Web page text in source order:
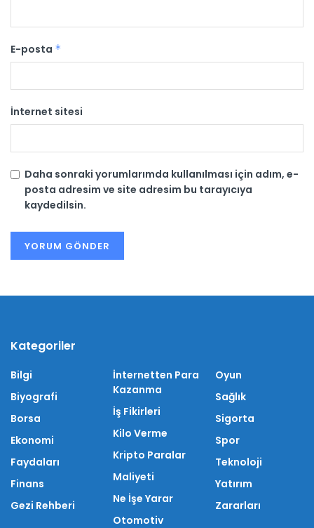
E-posta *
İnternet sitesi
Daha sonraki yorumlarımda kullanılması için adım, e-
posta adresim ve site adresim bu tarayıcıya
kaydedilsin.
Kategoriler
Bilgi
Biyografi
Borsa
Ekonomi
Faydaları
Finans
Gezi Rehberi
İnternetten Para
Kazanma
İş Fikirleri
Kilo Verme
Kripto Paralar
Maliyeti
Ne İşe Yarar
Otomotiv
Oyun
Sağlık
Sigorta
Spor
Teknoloji
Yatırım
Zararları